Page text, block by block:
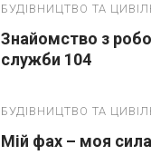
БУДІВНИЦТВО ТА
Знайомство з
служби 104
БУДІВНИЦТВО ТА
Мій фах – моя сила